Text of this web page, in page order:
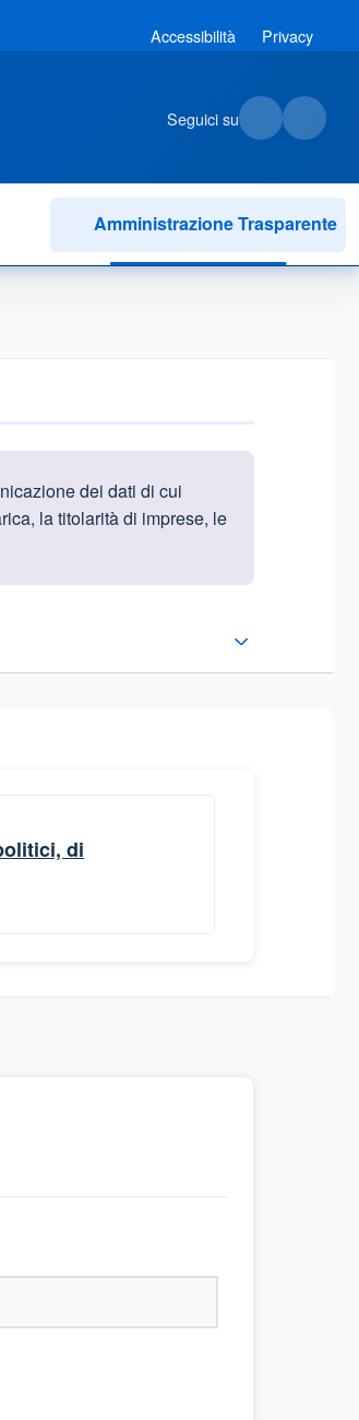
Accessibilità Privacy
Seguici su
Amministrazione Trasparente
dei dati di cui
la titolarità di imprese, le
di